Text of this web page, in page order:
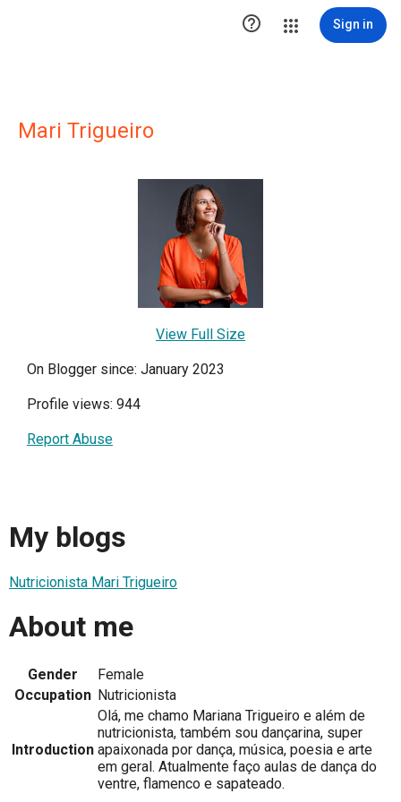
 Sign in
Mari Trigueiro
View Full Size
On Blogger since: January 2023
Profile views: 944
Report Abuse
My blogs
Nutricionista Mari Trigueiro
About me
Gender
Female
Occupation Nutricionista
Introduction
Olá, me chamo Mariana Trigueiro e além de
nutricionista, também sou dançarina, super
apaixonada por dança, música, poesia e arte
em geral. Atualmente faço aulas de dança do
ventre, flamenco e sapateado.